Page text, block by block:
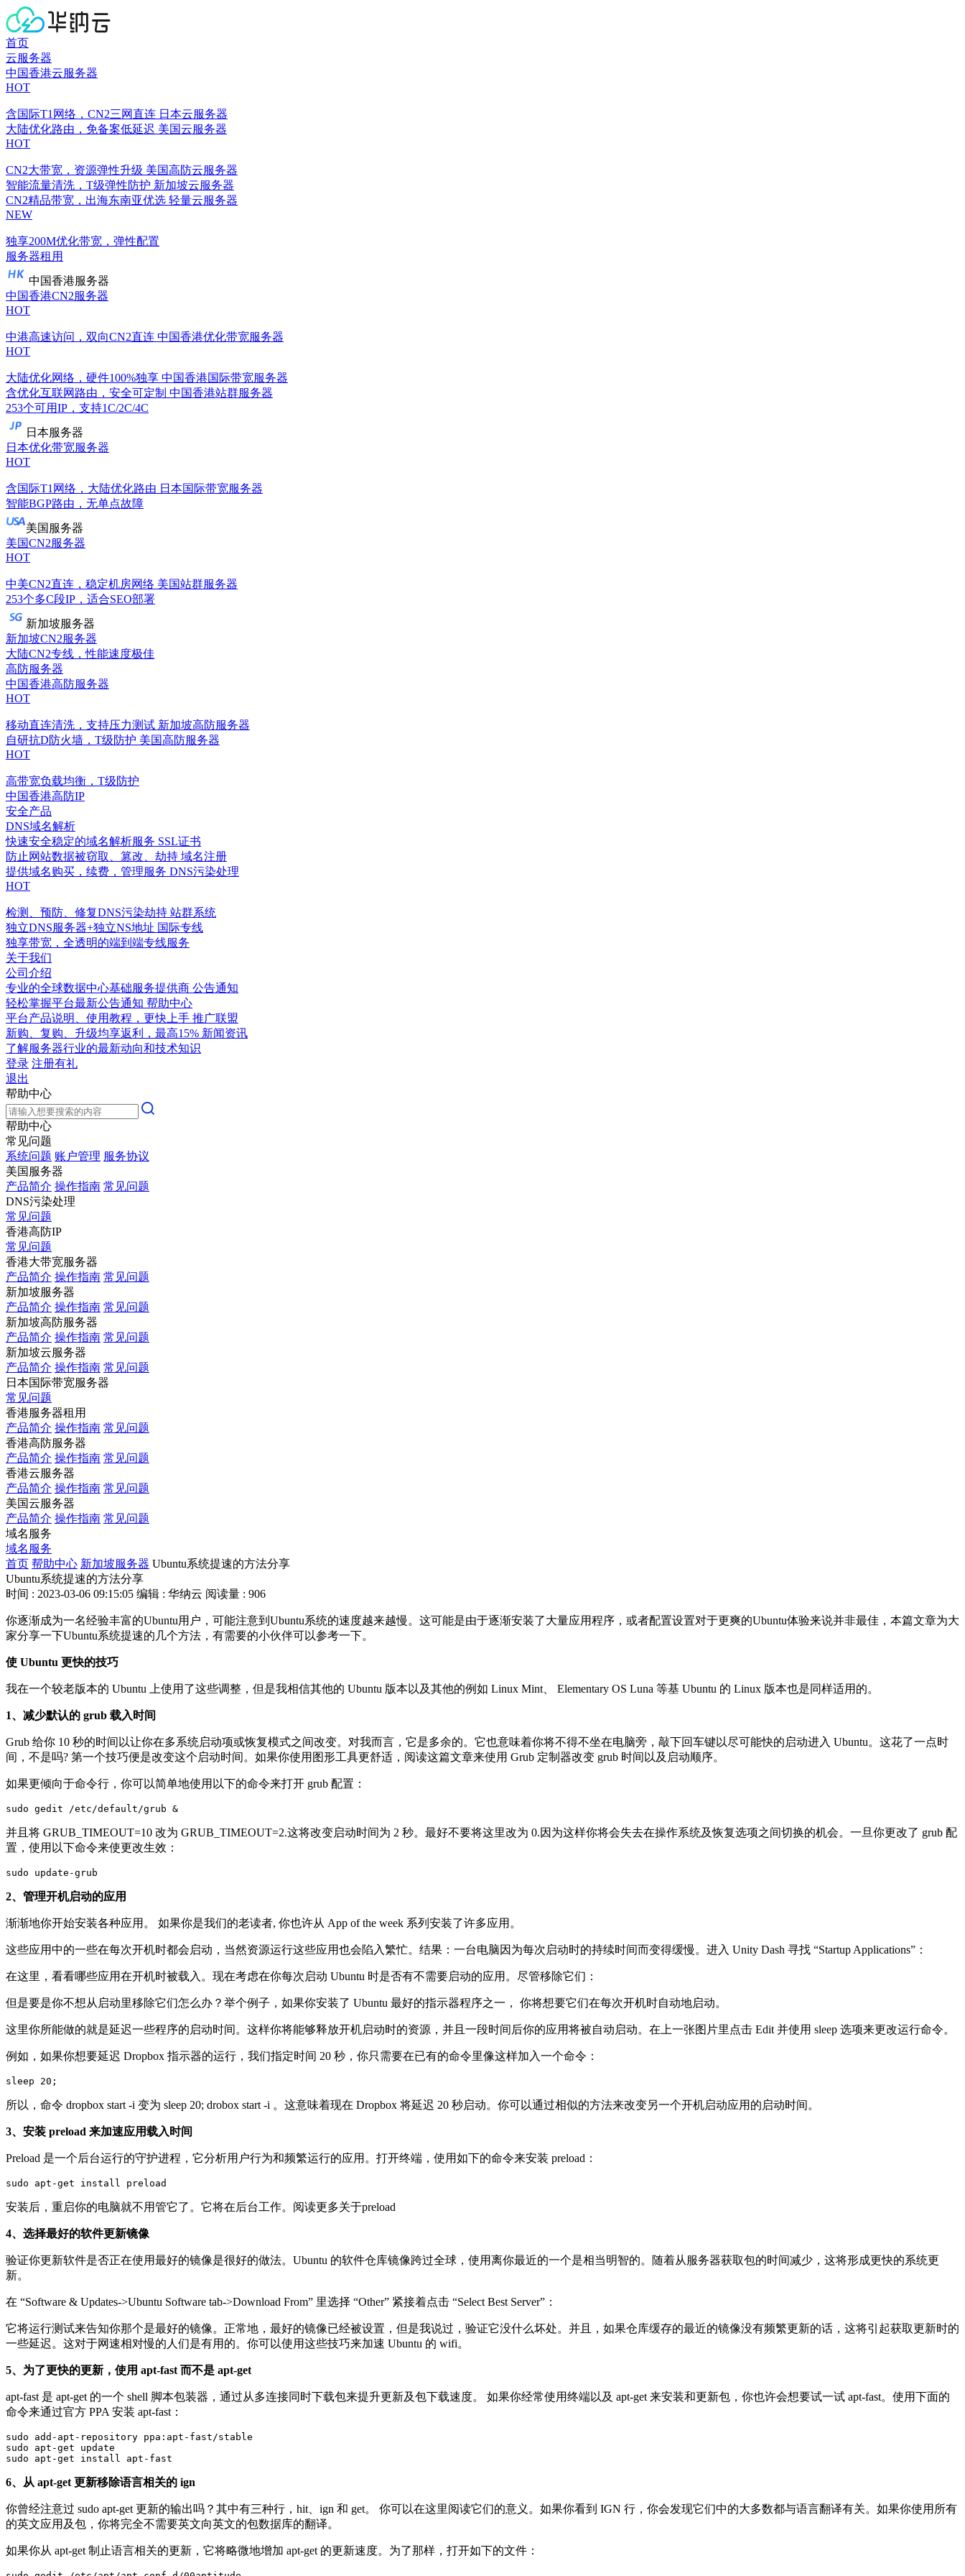
首页
云服务器
中国香港云服务器
HOT
含国际T1网络，CN2三网直连 日本云服务器
大陆优化路由，免备案低延迟 美国云服务器
HOT
CN2大带宽，资源弹性升级 美国高防云服务器
智能流量清洗，T级弹性防护 新加坡云服务器
CN2精品带宽，出海东南亚优选 轻量云服务器
NEW
独享200M优化带宽，弹性配置
服务器租用
中国香港服务器
中国香港CN2服务器
HOT
中港高速访问，双向CN2直连 中国香港优化带宽服务器
HOT
大陆优化网络，硬件100%独享 中国香港国际带宽服务器
含优化互联网路由，安全可定制 中国香港站群服务器
253个可用IP，支持1C/2C/4C
日本服务器
日本优化带宽服务器
HOT
含国际T1网络，大陆优化路由 日本国际带宽服务器
智能BGP路由，无单点故障
美国服务器
美国CN2服务器
HOT
中美CN2直连，稳定机房网络 美国站群服务器
253个多C段IP，适合SEO部署
新加坡服务器
新加坡CN2服务器
大陆CN2专线，性能速度极佳
高防服务器
中国香港高防服务器
HOT
移动直连清洗，支持压力测试 新加坡高防服务器
自研抗D防火墙，T级防护 美国高防服务器
HOT
高带宽负载均衡，T级防护
中国香港高防IP
安全产品
DNS域名解析
快速安全稳定的域名解析服务 SSL证书
防止网站数据被窃取、篡改、劫持 域名注册
提供域名购买，续费，管理服务 DNS污染处理
HOT
检测、预防、修复DNS污染劫持 站群系统
独立DNS服务器+独立NS地址 国际专线
独享带宽，全透明的端到端专线服务
关于我们
公司介绍
专业的全球数据中心基础服务提供商 公告通知
轻松掌握平台最新公告通知 帮助中心
平台产品说明、使用教程，更快上手 推广联盟
新购、复购、升级均享返利，最高15% 新闻资讯
了解服务器行业的最新动向和技术知识
登录 注册有礼
退出
帮助中心
帮助中心
常见问题
系统问题 账户管理 服务协议
美国服务器
产品简介 操作指南 常见问题
DNS污染处理
常见问题
香港高防IP
常见问题
香港大带宽服务器
产品简介 操作指南 常见问题
新加坡服务器
产品简介 操作指南 常见问题
新加坡高防服务器
产品简介 操作指南 常见问题
新加坡云服务器
产品简介 操作指南 常见问题
日本国际带宽服务器
常见问题
香港服务器租用
产品简介 操作指南 常见问题
香港高防服务器
产品简介 操作指南 常见问题
香港云服务器
产品简介 操作指南 常见问题
美国云服务器
产品简介 操作指南 常见问题
域名服务
域名服务
首页 帮助中心 新加坡服务器 Ubuntu系统提速的方法分享
Ubuntu系统提速的方法分享
时间 : 2023-03-06 09:15:05 编辑 : 华纳云 阅读量 : 906
你逐渐成为一名经验丰富的Ubuntu用户，可能注意到Ubuntu系统的速度越来越慢。这可能是由于逐渐安装了大量应用程序，或者配置设置对于更爽的Ubuntu体验来说并非最佳，本篇文章为大
家分享一下Ubuntu系统提速的几个方法，有需要的小伙伴可以参考一下。
使 Ubuntu 更快的技巧
我在一个较老版本的 Ubuntu 上使用了这些调整，但是我相信其他的 Ubuntu 版本以及其他的例如 Linux Mint、 Elementary OS Luna 等基 Ubuntu 的 Linux 版本也是同样适用的。
1、减少默认的 grub 载入时间
Grub 给你 10 秒的时间以让你在多系统启动项或恢复模式之间改变。对我而言，它是多余的。它也意味着你将不得不坐在电脑旁，敲下回车键以尽可能快的启动进入 Ubuntu。这花了一点时
间，不是吗? 第一个技巧便是改变这个启动时间。如果你使用图形工具更舒适，阅读这篇文章来使用 Grub 定制器改变 grub 时间以及启动顺序。
如果更倾向于命令行，你可以简单地使用以下的命令来打开 grub 配置：
sudo gedit /etc/default/grub &
并且将 GRUB_TIMEOUT=10 改为 GRUB_TIMEOUT=2.这将改变启动时间为 2 秒。最好不要将这里改为 0.因为这样你将会失去在操作系统及恢复选项之间切换的机会。一旦你更改了 grub 配
置，使用以下命令来使更改生效：
sudo update-grub
2、管理开机启动的应用
渐渐地你开始安装各种应用。 如果你是我们的老读者, 你也许从 App of the week 系列安装了许多应用。
这些应用中的一些在每次开机时都会启动，当然资源运行这些应用也会陷入繁忙。结果：一台电脑因为每次启动时的持续时间而变得缓慢。进入 Unity Dash 寻找 “Startup Applications”：
在这里，看看哪些应用在开机时被载入。现在考虑在你每次启动 Ubuntu 时是否有不需要启动的应用。尽管移除它们：
但是要是你不想从启动里移除它们怎么办？举个例子，如果你安装了 Ubuntu 最好的指示器程序之一， 你将想要它们在每次开机时自动地启动。
这里你所能做的就是延迟一些程序的启动时间。这样你将能够释放开机启动时的资源，并且一段时间后你的应用将被自动启动。在上一张图片里点击 Edit 并使用 sleep 选项来更改运行命令。
例如，如果你想要延迟 Dropbox 指示器的运行，我们指定时间 20 秒，你只需要在已有的命令里像这样加入一个命令：
sleep 20;
所以，命令 dropbox start -i 变为 sleep 20; drobox start -i 。这意味着现在 Dropbox 将延迟 20 秒启动。你可以通过相似的方法来改变另一个开机启动应用的启动时间。
3、安装 preload 来加速应用载入时间
Preload 是一个后台运行的守护进程，它分析用户行为和频繁运行的应用。打开终端，使用如下的命令来安装 preload：
sudo apt-get install preload
安装后，重启你的电脑就不用管它了。它将在后台工作。阅读更多关于preload
4、选择最好的软件更新镜像
验证你更新软件是否正在使用最好的镜像是很好的做法。Ubuntu 的软件仓库镜像跨过全球，使用离你最近的一个是相当明智的。随着从服务器获取包的时间减少，这将形成更快的系统更
新。
在 “Software & Updates->Ubuntu Software tab->Download From” 里选择 “Other” 紧接着点击 “Select Best Server”：
它将运行测试来告知你那个是最好的镜像。正常地，最好的镜像已经被设置，但是我说过，验证它没什么坏处。并且，如果仓库缓存的最近的镜像没有频繁更新的话，这将引起获取更新时的
一些延迟。这对于网速相对慢的人们是有用的。你可以使用这些技巧来加速 Ubuntu 的 wifi。
5、为了更快的更新，使用 apt-fast 而不是 apt-get
apt-fast 是 apt-get 的一个 shell 脚本包装器，通过从多连接同时下载包来提升更新及包下载速度。 如果你经常使用终端以及 apt-get 来安装和更新包，你也许会想要试一试 apt-fast。使用下面的
命令来通过官方 PPA 安装 apt-fast：
sudo add-apt-repository ppa:apt-fast/stable
sudo apt-get update
sudo apt-get install apt-fast
6、从 apt-get 更新移除语言相关的 ign
你曾经注意过 sudo apt-get 更新的输出吗？其中有三种行，hit、ign 和 get。 你可以在这里阅读它们的意义。如果你看到 IGN 行，你会发现它们中的大多数都与语言翻译有关。如果你使用所有
的英文应用及包，你将完全不需要英文向英文的包数据库的翻译。
如果你从 apt-get 制止语言相关的更新，它将略微地增加 apt-get 的更新速度。为了那样，打开如下的文件：